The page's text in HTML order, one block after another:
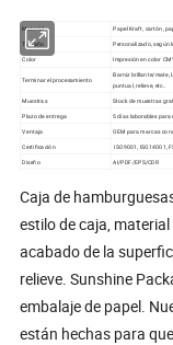
Material Papel Kraft, cartón,
Tamaño Personalizado, según
Color Impresión en color
Terminar el procesamiento
Barniz brillante/mate,
puntual, relieve, etc..
Muestras
Stock de muestras
Plazo de entrega 5 días laborables
Ventaja
OEM para marcas
Certificación
ISO9001, ISO14001,
Diseño
AI/PDF/EPS/CDR
Caja de
estilo de caja,
acabado de la
relieve. Sunshine
embalaje de papel.
están hechas para